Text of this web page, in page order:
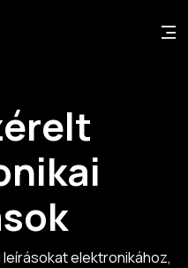
elektronikához,